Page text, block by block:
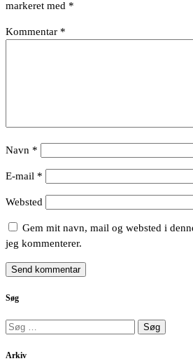
markeret med *
Kommentar *
Navn *
E-mail *
Websted
Gem mit navn, mail og websted i
jeg kommenterer.
Søg
Søg
Arkiv